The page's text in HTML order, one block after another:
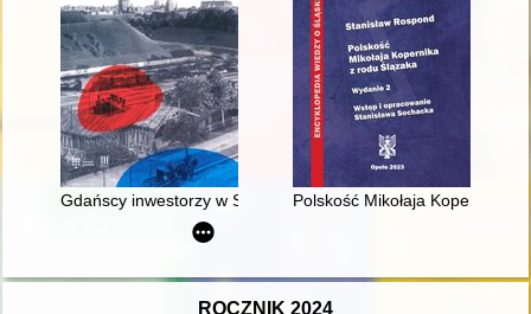
Gdańscy inwestorzy w Sopocie : prestiż finansowy i
Polskość Mikołaja Kopernika z
ROCZNIK 2024